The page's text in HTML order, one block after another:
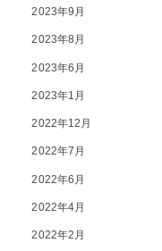
2023年9月
2023年8月
2023年6月
2023年1月
2022年12月
2022年7月
2022年6月
2022年4月
2022年2月